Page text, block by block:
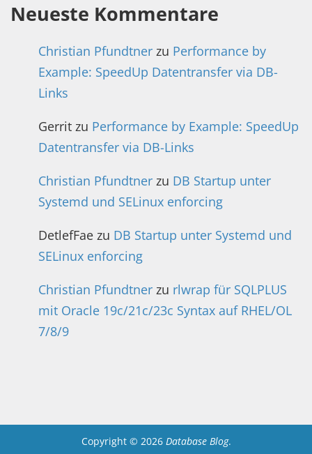
Neueste Kommentare
Christian Pfundtner zu Performance by
Example: SpeedUp Datentransfer via DB-
Links
Gerrit zu Performance by Example: SpeedUp
Datentransfer via DB-Links
Christian Pfundtner zu DB Startup unter
Systemd und SELinux enforcing
DetlefFae zu DB Startup unter Systemd und
SELinux enforcing
Christian Pfundtner zu rlwrap für SQLPLUS
mit Oracle 19c/21c/23c Syntax auf RHEL/OL
7/8/9
Copyright © 2026 Database Blog.